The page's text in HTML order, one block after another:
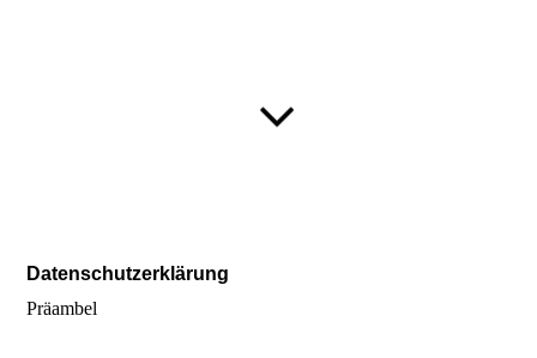
Datenschutzerklärung
Präambel